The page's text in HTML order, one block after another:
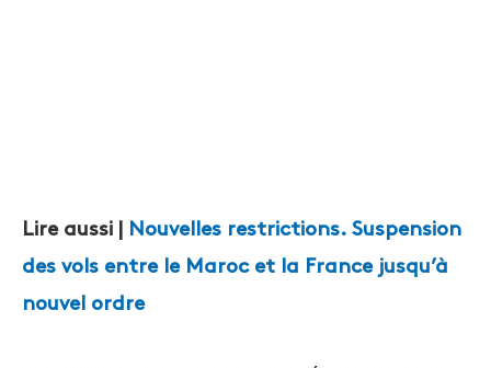
Lire aussi |
Nouvelles restrictions. Suspension
des vols entre le Maroc et la France jusqu’à
nouvel ordre